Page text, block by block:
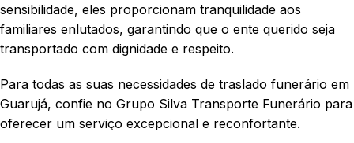
sensibilidade, eles proporcionam tranquilidade aos
familiares enlutados, garantindo que o ente querido seja
transportado com dignidade e respeito.
Para todas as suas necessidades de traslado funerário em
Guarujá, confie no Grupo Silva Transporte Funerário para
oferecer um serviço excepcional e reconfortante.